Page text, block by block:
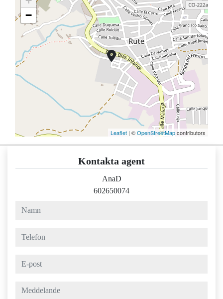
−
Leaflet | ©OpenStreetMapcontributors
Kontakta agent
AnaD
602650074
namn
telefon
e-post
meddelande